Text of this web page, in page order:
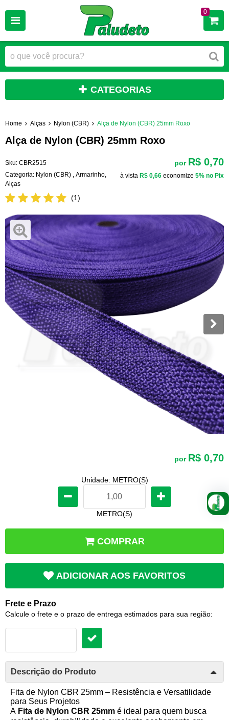
0
CATEGORIAS
Home Alças Nylon (CBR) Alça de Nylon (CBR) 25mm Roxo
Alça de Nylon (CBR) 25mm Roxo
Sku: CBR2515
Categoria: Nylon (CBR) Armarinho
Alças
(1)
por R$ 0,70
à vista R$ 0,66 economize 5% no Pix
por R$ 0,70
Unidade: METRO(S)
METRO(S)
COMPRAR
ADICIONAR AOS FAVORITOS
Frete e Prazo
Calcule o frete e o prazo de entrega estimados para sua região:
Descrição do Produto
Fita de Nylon CBR 25mm – Resistência e Versatilidade
para Seus Projetos
A Fita de Nylon CBR 25mm é ideal para quem busca